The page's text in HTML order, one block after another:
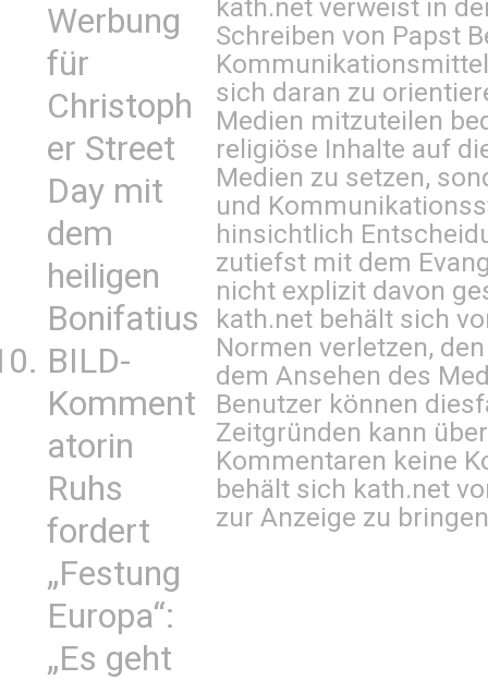
Werbung
für
Christoph
er Street
Day mit
dem
heiligen
Bonifatius
BILD-
Komment
atorin
Ruhs
fordert
„Festung
Europa“:
„Es geht
kath.net verweist in
Schreiben von Papst
sich daran zu
Medien mitzuteilen
religiöse Inhalte auf
Medien zu setzen,
und
hinsichtlich
zutiefst mit dem
nicht explizit davon
kath.net behält sich
Normen verletzen,
dem Ansehen des
Benutzer können
Zeitgründen kann
Kommentaren keine
behält sich kath.net
zur Anzeige zu